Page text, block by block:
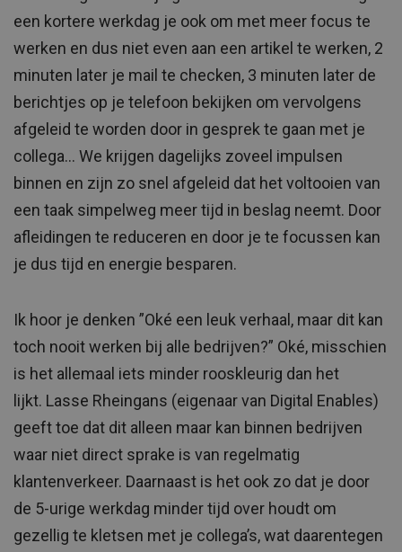
een kortere werkdag je ook om met meer focus te
werken en dus niet even aan een artikel te werken, 2
minuten later je mail te checken, 3 minuten later de
berichtjes op je telefoon bekijken om vervolgens
afgeleid te worden door in gesprek te gaan met je
collega… We krijgen dagelijks zoveel impulsen
binnen en zijn zo snel afgeleid dat het voltooien van
een taak simpelweg meer tijd in beslag neemt. Door
afleidingen te reduceren en door je te focussen kan
je dus tijd en energie besparen.
Ik hoor je denken ”Oké een leuk verhaal, maar dit kan
toch nooit werken bij alle bedrijven?” Oké, misschien
is het allemaal iets minder rooskleurig dan het
lijkt. Lasse Rheingans (eigenaar van Digital Enables)
geeft toe dat dit alleen maar kan binnen bedrijven
waar niet direct sprake is van regelmatig
klantenverkeer. Daarnaast is het ook zo dat je door
de 5-urige werkdag minder tijd over houdt om
gezellig te kletsen met je collega’s, wat daarentegen